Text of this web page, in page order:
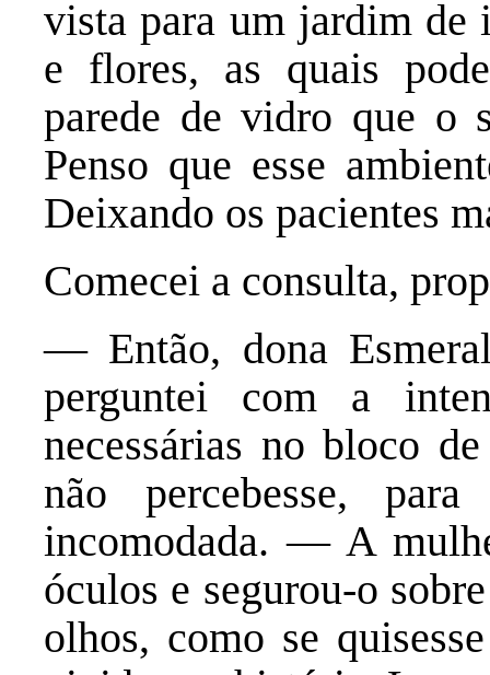
vista para um jardim de
e flores, as quais
parede de vidro que o
Penso que esse
Deixando os pacientes
Comecei a consulta,
— Então, dona
perguntei com a
necessárias no bloco
não percebesse,
incomodada. — A
óculos e segurou-o
olhos, como se